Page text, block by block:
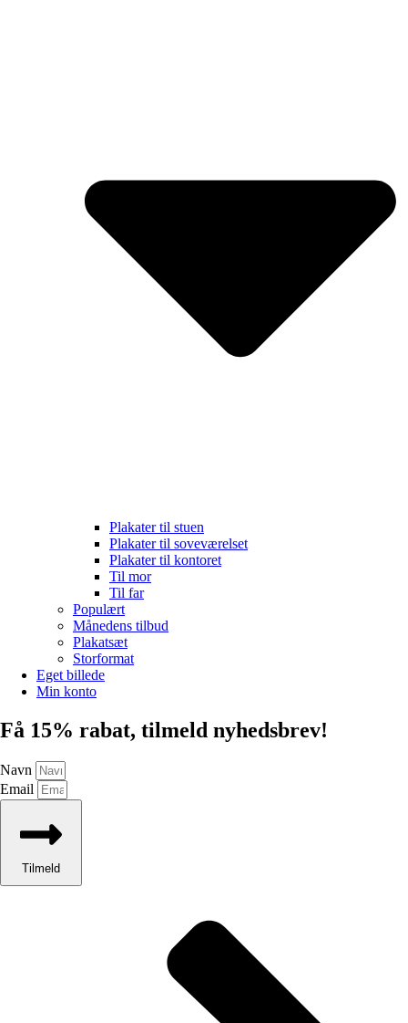
Plakater til stuen
Plakater til soveværelset
Plakater til kontoret
Til mor
Til far
Populært
Månedens tilbud
Plakatsæt
Storformat
Eget billede
Min konto
Få 15% rabat, tilmeld nyhedsbrev!
Navn
Email
Tilmeld